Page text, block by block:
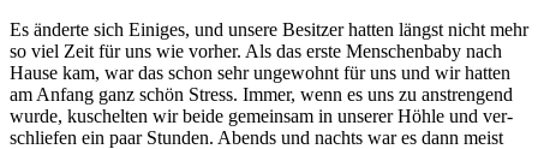
Es änderte sich Einiges, und unsere Be­sitzer hatten längst nicht mehr
so viel Zeit für uns wie vorher. Als das erste Men­schen­baby nach
Hause kam, war das schon sehr un­ge­wohnt für uns und wir hatten
am Anfang ganz schön Stress. Immer, wenn es uns zu an­streng­end
wurde, kusch­el­ten wir beide ge­mein­sam in unserer Höhle und ver­
schlie­fen ein paar Stunden. Abends und nachts war es dann meist